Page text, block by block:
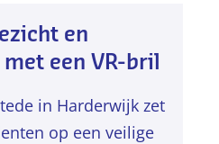
en
een VR-bril
in Harderwijk zet
op een veilige